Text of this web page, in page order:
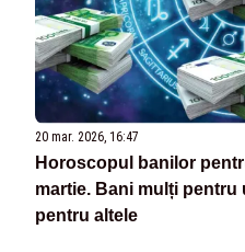
20 mar. 2026, 16:47
Horoscopul banilor
martie. Bani mulți pentru
pentru altele